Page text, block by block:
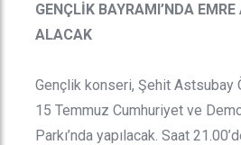
GENÇLİK BAYRAMI’NDA
ALACAK
Gençlik konseri, Şehit Astsubay
15 Temmuz Cumhuriyet ve
Parkı’nda yapılacak. Saat